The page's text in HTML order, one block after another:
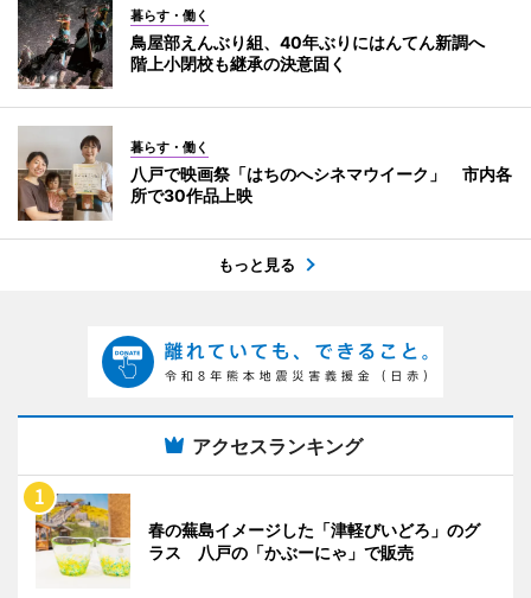
暮らす・働く
鳥屋部えんぶり組、40年ぶりにはんてん新調へ
階上小閉校も継承の決意固く
暮らす・働く
八戸で映画祭「はちのへシネマウイーク」 市内各
所で30作品上映
もっと見る
アクセスランキング
春の蕪島イメージした「津軽びいどろ」のグ
ラス 八戸の「かぶーにゃ」で販売